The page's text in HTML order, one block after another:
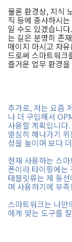
물론 환경상, 지식
직 등에 종사하시
일 수도 있겠습니
는 길은 분명히 존
매이지 마시고 자
드로써 스마트워크
즐거운 업무 환경
추가로, 저는 요즘
나 더 구입해서
사용할 계획입니다
열심히 해나가기
성을 높이며 보다
현재 사용하는 스
폰이라 타이핑에는
태블릿류는 제 동
며 사용하기에 부
스마트워크는 나만
에게 맞는 도구를